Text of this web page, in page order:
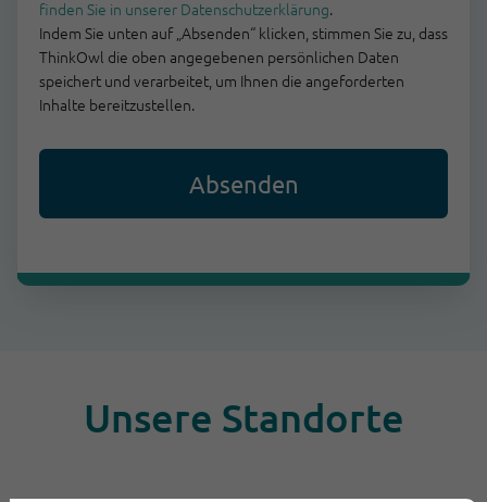
finden Sie in unserer Datenschutzerklärung.
Indem Sie unten auf „Absenden“ klicken, stimmen Sie zu, dass
ThinkOwl die oben angegebenen persönlichen Daten
speichert und verarbeitet, um Ihnen die angeforderten
Inhalte bereitzustellen.
Unsere Standorte